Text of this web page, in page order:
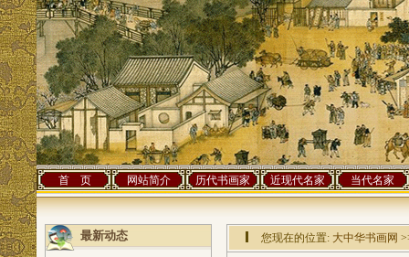
首 页 网站简介 历代书画家 近现代名家 当代名家
最新动态 您现在的位置: 大中华书画网